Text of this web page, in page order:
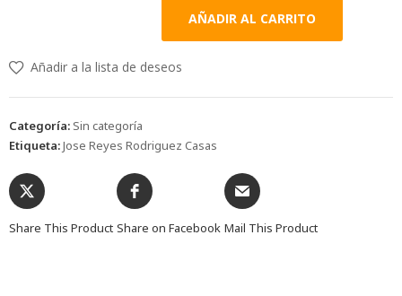
AÑADIR AL CARRITO
Añadir a la lista de deseos
Categoría: Sin categoría
Etiqueta:Jose Reyes Rodriguez Casas
Share This Product Share on Facebook Mail This Product